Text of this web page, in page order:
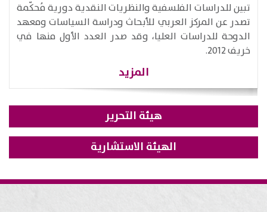
تبين للدراسات الفلسفية والنظريات النقدية دورية مُحكّمة
تصدر عن المركز العربي للأبحاث ودراسة السياسات ومعهد
الدوحة للدراسات العليا، وقد صدر العدد الأول منها في
خريف 2012.
المزيد
هيئة التحرير
الهيئة الاستشارية